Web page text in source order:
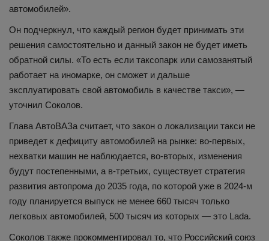
автомобилей».
Он подчеркнул, что каждый регион будет принимать эти
решения самостоятельно и данный закон не будет иметь
обратной силы. «То есть если таксопарк или самозанятый
работает на иномарке, он сможет и дальше
эксплуатировать свой автомобиль в качестве такси», —
уточнил Соколов.
Глава АвтоВАЗа считает, что закон о локализации такси не
приведет к дефициту автомобилей на рынке: во-первых,
нехватки машин не наблюдается, во-вторых, изменения
будут постепенными, а в-третьих, существует стратегия
развития автопрома до 2035 года, по которой уже в 2024-м
году планируется выпуск не менее 660 тысяч только
легковых автомобилей, 500 тысяч из которых — это Lada.
Соколов также прокомментировал то, что Российский союз